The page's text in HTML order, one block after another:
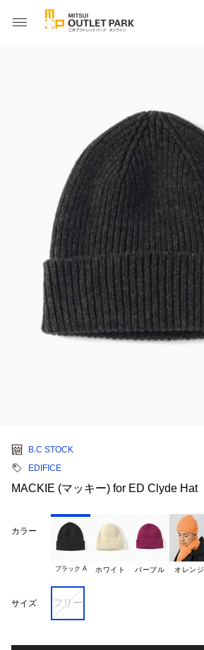
B.C STOCK
EDIFICE
MACKIE (マッキー) for ED Clyde Hat
カラー
ブラック A ホワイト パープル オレンジ
サイズ フリー